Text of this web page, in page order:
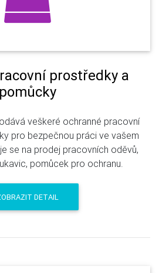
prostředky a
pomůcky
veškeré ochranné pracovní
pro bezpečnou práci ve vašem
se na prodej pracovních oděvů,
pomůcek pro ochranu.
DETAIL